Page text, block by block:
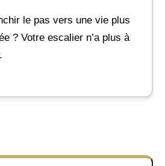
le pas vers une vie plus
? Votre escalier n’a plus à